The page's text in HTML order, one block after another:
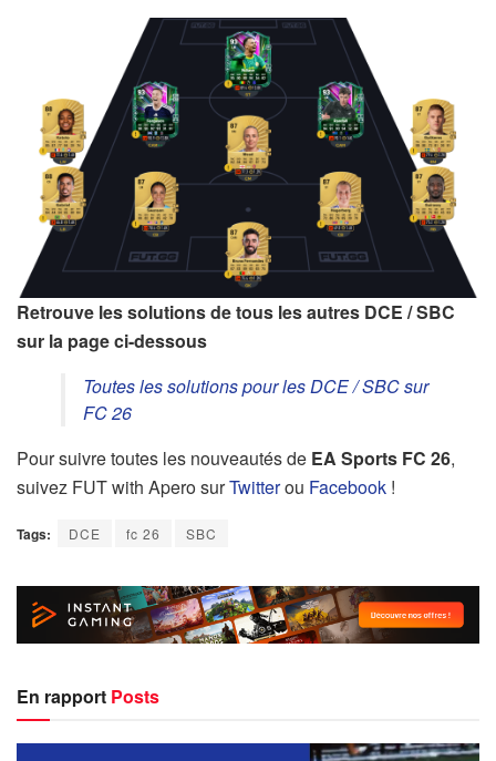
Retrouve les solutions de tous les autres DCE / SBC
sur la page ci-dessous
Toutes les solutions pour les DCE / SBC sur
FC 26
Pour suivre toutes les nouveautés de EA Sports FC 26,
suivez FUT with Apero surTwitterou Facebook !
Tags: DCE fc 26 SBC
En rapport Posts